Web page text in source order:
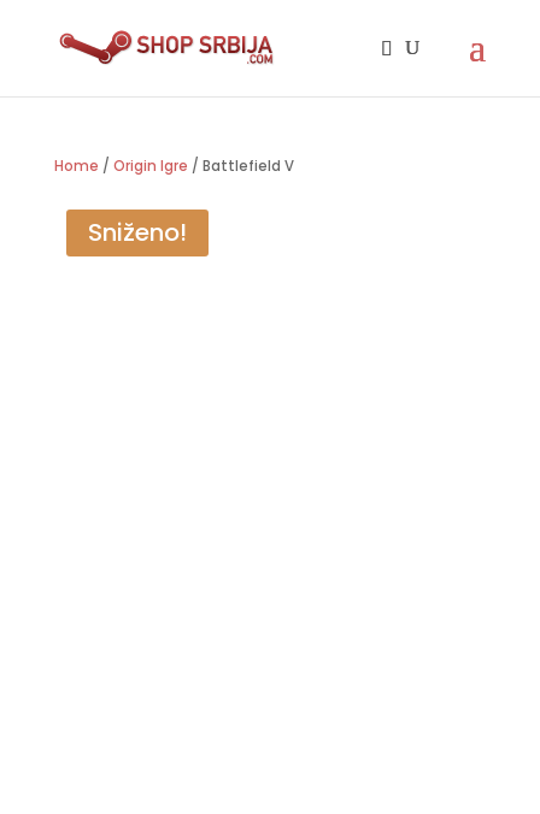
Home / Origin Igre / Battlefield V
Sniženo!